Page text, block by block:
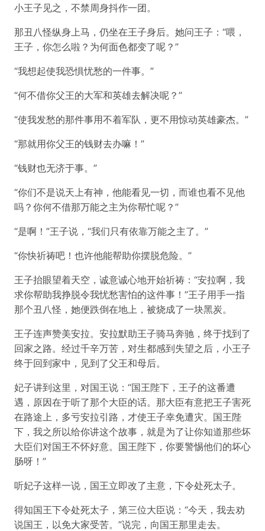
小王子见之，不禁周身抖作一团。
那丑八怪纵身上马，仍坐在王子身后。她问王子：“喂，
王子，你怎么啦？为何面色都变了呢？”
“我想起使我恐惧忧愁的一件事。”
“何不借你父王的大军和英雄去解决呢？”
“使我发愁的那件事用不着军队，更不用惊动英雄豪杰。”
“那就用你父王的钱财去办嘛！”
“钱财也无济于事。”
“你们不是说天上有神，他能看见一切，而谁也看不见他
吗？你何不借那万能之主为你帮忙呢？”
“是啊！”王子说，“我们只有依靠万能之主了。”
“你快祈祷吧！也许他能帮助你摆脱危险。”
王子抬眼望着天空，诚意诚心地开始祈祷：“安拉啊，我
求你帮助我挣脱令我忧愁害怕的这件事！”王子用手一指
那个丑八怪，她便跌倒在地上，被烧成了一块黑炭。
王子连声赞美安拉。安拉默助王子骑马奔驰，终于找到了
回家之路。经过千辛万苦，对生都感到失望之后，小王子
终于回到家中，见到了父王和母后。
妃子讲到这里，对国王说：“国王陛下，王子的这番遭
遇，原因在于听了那个大臣的话。那大臣有意把王子害死
在路途上，多亏安拉引路，才使王子幸免遭灾。国王陛
下，我之所以给你讲这个故事，就是为了让你知道那些坏
大臣们对国王不怀好意。国王陛下，你要警惕他们的坏心
肠呀！”
听妃子这样一说，国王立即改了主意，下令处死太子。
得知国王下令处死太子，第三位大臣说：“今天，我去劝
说国王，以免大家受苦。”说完，向国王那里走去。